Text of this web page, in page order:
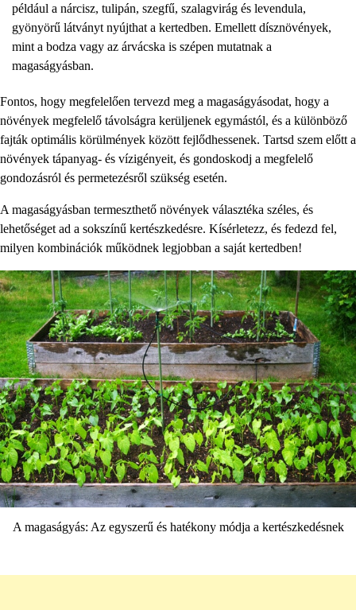
például a nárcisz, tulipán, szegfű, szalagvirág és levendula,
gyönyörű látványt nyújthat a kertedben. Emellett dísznövények,
mint a bodza vagy az árvácska is szépen mutatnak a
magaságyásban.
Fontos, hogy megfelelően tervezd meg a magaságyásodat, hogy a
növények megfelelő távolságra kerüljenek egymástól, és a különböző
fajták optimális körülmények között fejlődhessenek. Tartsd szem előtt a
növények tápanyag- és vízigényeit, és gondoskodj a megfelelő
gondozásról és permetezésről szükség esetén.
A magaságyásban termeszthető növények választéka széles, és
lehetőséget ad a sokszínű kertészkedésre. Kísérletezz, és fedezd fel,
milyen kombinációk működnek legjobban a saját kertedben!
A magaságyás: Az egyszerű és hatékony módja a kertészkedésnek